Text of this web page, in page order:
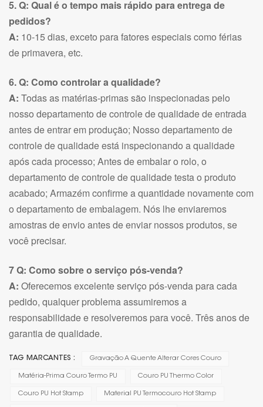
5. Q: Qual é o tempo mais rápido para entrega de
pedidos?
A: 10-15 dias, exceto para fatores especiais como férias
de primavera, etc.
6. Q: Como controlar a qualidade?
A: Todas as matérias-primas são inspecionadas pelo
nosso departamento de controle de qualidade de entrada
antes de entrar em produção; Nosso departamento de
controle de qualidade está inspecionando a qualidade
após cada processo; Antes de embalar o rolo, o
departamento de controle de qualidade testa o produto
acabado; Armazém confirme a quantidade novamente com
o departamento de embalagem. Nós lhe enviaremos
amostras de envio antes de enviar nossos produtos, se
você precisar.
7 Q: Como sobre o serviço pós-venda?
A: Oferecemos excelente serviço pós-venda para cada
pedido, qualquer problema assumiremos a
responsabilidade e resolveremos para você. Três anos de
garantia de qualidade.
TAG MARCANTES : Gravação A Quente Alterar Cores Couro
Matéria-Prima Couro Termo PU Couro PU Thermo Color
Couro PU Hot Stamp Material PU Termocouro Hot Stamp